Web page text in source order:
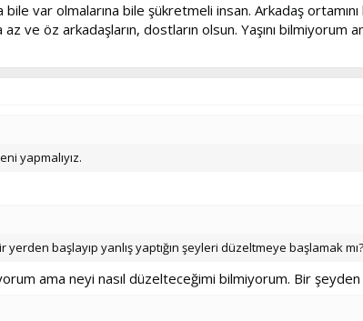
var olmalarına bile şükretmeli insan. Arkadaş
az ve öz arkadaşların, dostların olsun. Yaşını
yapmalıyız.
başlayıp yanlış yaptığın şeyleri düzeltmeye başlamak mı?
ama neyi nasıl düzelteceğimi bilmiyorum. Bir şeyden